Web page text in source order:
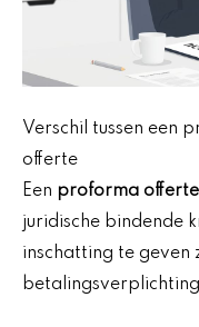
Verschil tussen een
offerte
Een proforma
juridische bindende
inschatting te geven